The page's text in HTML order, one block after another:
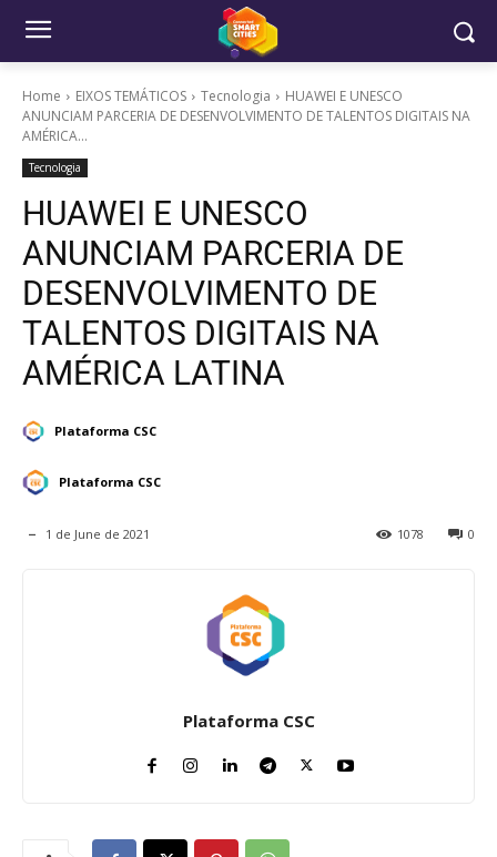
Home EIXOS TEMÁTICOS Tecnologia
HUAWEI E UNESCO
ANUNCIAM PARCERIA DE DESENVOLVIMENTO DE TALENTOS DIGITAIS NA
AMÉRICA...
Tecnologia
HUAWEI E UNESCO
ANUNCIAM PARCERIA DE
DESENVOLVIMENTO DE
TALENTOS DIGITAIS NA
AMÉRICA LATINA
Plataforma CSC
Plataforma CSC
1 de June de 2021 0
1078
Plataforma CSC